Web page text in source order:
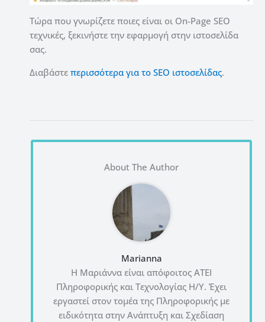
Τώρα που γνωρίζετε ποιες είναι οι On-Page SEO
τεχνικές, ξεκινήστε την εφαρμογή στην ιστοσελίδα
σας.
Διαβάστε περισσότερα για το SEO ιστοσελίδας.
About The Author
Marianna
Η Μαριάννα είναι απόφοιτος ΑΤΕΙ
Πληροφορικής και Τεχνολογίας Η/Υ. Έχει
εργαστεί στον τομέα της Πληροφορικής με
ειδικότητα στην Ανάπτυξη και Σχεδίαση